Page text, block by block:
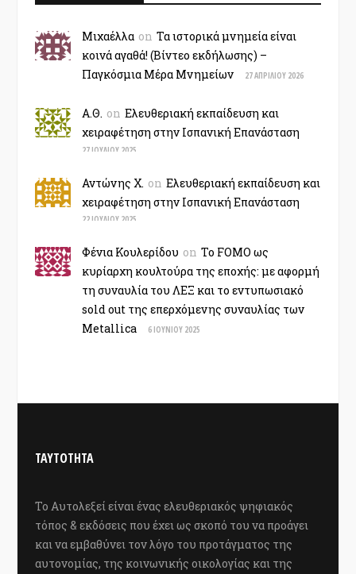
Μιχαέλλα on Τα ιστορικά μνημεία είναι
κοινά αγαθά! (Βίντεο εκδήλωσης) –
Παγκόσμια Μέρα Μνημείων
27 ΑΠΡΙΛΊΟΥ 2026
Α.Θ. on Ελευθεριακή εκπαίδευση και
χειραφέτηση στην Ισπανική Επανάσταση
27 ΙΟΥΛΊΟΥ 2025
Αντώνης Χ. on Ελευθεριακή εκπαίδευση και
χειραφέτηση στην Ισπανική Επανάσταση
22 ΙΟΥΛΊΟΥ 2025
Φένια Κουλερίδου on Το FOMO ως
κυρίαρχη κουλτούρα της εποχής: με αφορμή
τη συναυλία του ΛΕΞ και το εντυπωσιακό
sold out της επερχόμενης συναυλίας των
Metallica
6 ΙΟΥΝΊΟΥ 2025
ΤΑΥΤΟΤΗΤΑ
Το Αυτολεξεί είναι ένας ελευθεριακός ψηφιακός
τόπος & εκδόσεις που έχει ως σκοπό του να προάγει
και να εμβαθύνει τον λόγο του προτάγματος της
αυτονομίας, της κοινωνικής οικολογίας και της